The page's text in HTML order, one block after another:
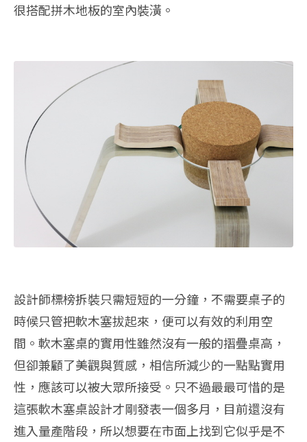
很搭配拼木地板的室內裝潢。
設計師標榜拆裝只需短短的一分鐘，不需要桌子的
時候只管把軟木塞拔起來，便可以有效的利用空
間。軟木塞桌的實用性雖然沒有一般的摺疊桌高，
但卻兼顧了美觀與質感，相信所減少的一點點實用
性，應該可以被大眾所接受。只不過最最可惜的是
這張軟木塞桌設計才剛發表一個多月，目前還沒有
進入量產階段，所以想要在市面上找到它似乎是不